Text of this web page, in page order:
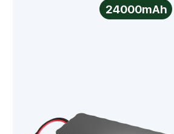
24000mAh